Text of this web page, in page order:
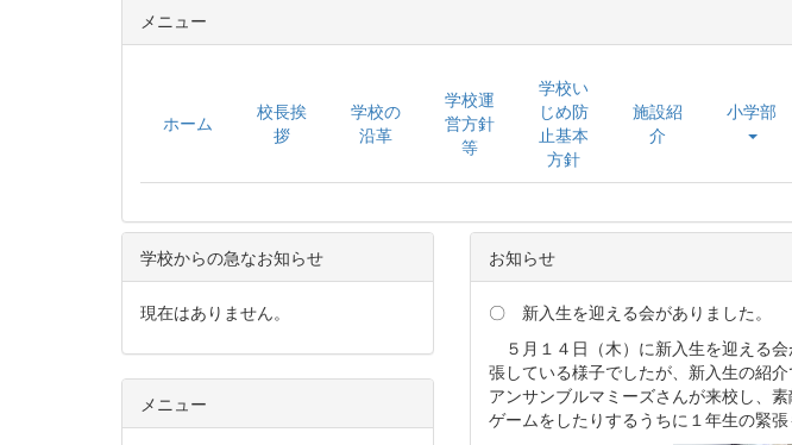
メニュー
ホーム
校長挨
拶
学校の
沿革
学校運
営方針
等
学校い
じめ防
止基本
方針
施設紹
介
小学部
お知らせ
〇 新入生を迎える会がありました。
５月１４日（木）に新入生を迎える
張している様子でしたが、新入生の紹
アンサンブルマミーズさんが来校し、
ゲームをしたりするうちに１年生の緊
学校からの急なお知らせ
現在はありません。
メニュー